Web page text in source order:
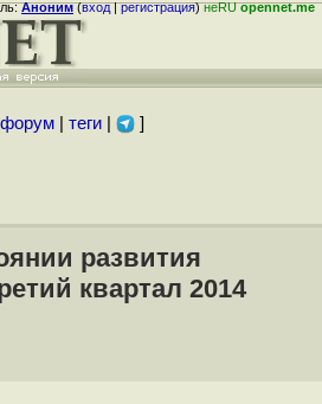
Аноним(вход|регистрация)неRUopennet.me
форум| теги| ]
развития
квартал 2014